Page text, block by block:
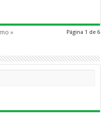
Página 1 de 6
»